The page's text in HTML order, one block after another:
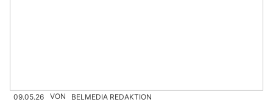
09.05.26 VON BELMEDIA REDAKTION